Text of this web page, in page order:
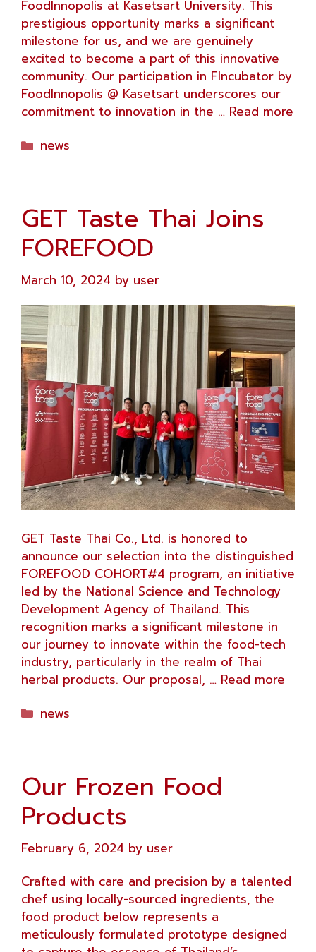
FoodInnopolis at Kasetsart University. This
prestigious opportunity marks a significant
milestone for us, and we are genuinely
excited to become a part of this innovative
community. Our participation in FIncubator by
FoodInnopolis @ Kasetsart underscores our
commitment to innovation in the … Read more
Categories
news
GET Taste Thai Joins
FOREFOOD
March 10, 2024 by user
GET Taste Thai Co., Ltd. is honored to
announce our selection into the distinguished
FOREFOOD COHORT#4 program, an initiative
led by the National Science and Technology
Development Agency of Thailand. This
recognition marks a significant milestone in
our journey to innovate within the food-tech
industry, particularly in the realm of Thai
herbal products. Our proposal, … Read more
Categories
news
Our Frozen Food
Products
February 6, 2024 by user
Crafted with care and precision by a talented
chef using locally-sourced ingredients, the
food product below represents a
meticulously formulated prototype designed